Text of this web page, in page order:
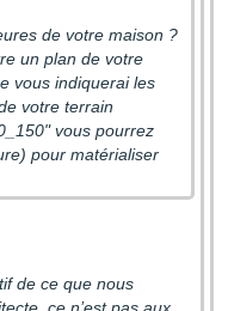
de votre maison ?
un plan de votre
vous indiquerai les
votre terrain
vous pourrez
pour matérialiser
de ce que nous